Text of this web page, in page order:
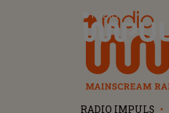
Radio Impuls
RADIO IMPULS